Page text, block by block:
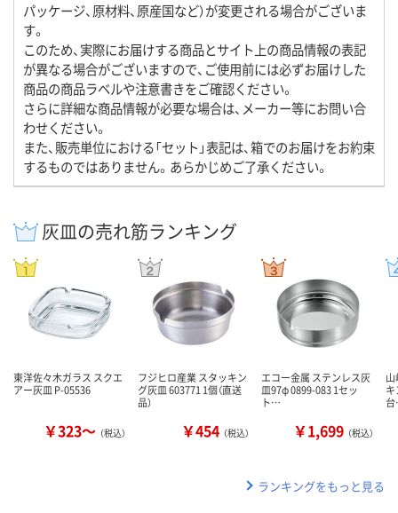
パッケージ、原材料、原産国など）が変更される場合がございま
す。
このため、実際にお届けする商品とサイト上の商品情報の表記
が異なる場合がございますので、ご使用前には必ずお届けした
商品の商品ラベルや注意書きをご確認ください。
さらに詳細な商品情報が必要な場合は、メーカー等にお問い合
わせください。
また、販売単位における「セット」表記は、箱でのお届けをお約束
するものではありません。あらかじめご了承ください。
灰皿の売れ筋ランキング
東洋佐々木ガラス スクエ
アー灰皿 P-05536
￥323～ （税込）
フジヒロ産業 スタッキン
グ灰皿 603771 1個（直送
品）
￥454 （税込）
エコー金属 ステンレス灰
皿97φ 0899-083 1セッ
ト…
￥1,699 （税込）
キ
ランキングをもっと見る